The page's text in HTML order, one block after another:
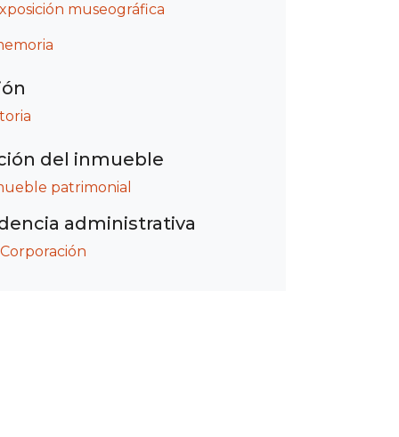
museográfica
del inmueble
patrimonial
administrativa
Corporación